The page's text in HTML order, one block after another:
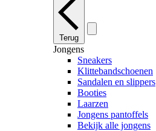
Terug
Jongens
Sneakers
Klittebandschoenen
Sandalen en slippers
Booties
Laarzen
Jongens pantoffels
Bekijk alle jongens